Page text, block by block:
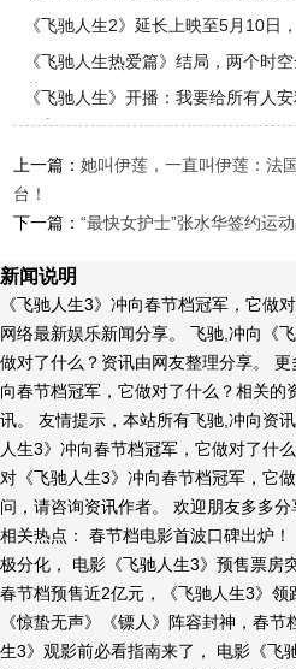
《飞驰人生2》延长上映至5月10日
《飞驰人生热爱篇》结局，两个时
世
《飞驰人生》开播：我要给所有人
撩心
上一篇：她叫伊莲，一直叫伊莲：法
台！
下一篇：“最快女护士”张水华签约运
新闻说明
《飞驰人生3》冲向春节档冠军，它做
网络最新娱乐新闻分享。 飞驰,冲向《
做对了什么？资讯由网友整理分享。
向春节档冠军，它做对了什么？相关的
讯。 友情提示，本站所有飞驰,冲向资
人生3》冲向春节档冠军，它做对了什
对《飞驰人生3》冲向春节档冠军，它
问，请咨询资讯作者。 欢迎朋友多多分
相关热点： 春节档电影首波口碑出炉
极分化， 电影《飞驰人生3》预售票房
春节档预售近2亿元，《飞驰人生3》领
《惊蛰无声》《镖人》阵容封神，春
生3》观影前必看指南来了， 电影《飞